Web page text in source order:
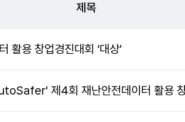
제목
활용 창업경진대회 ‘대상’
제4회 재난안전데이터 활용